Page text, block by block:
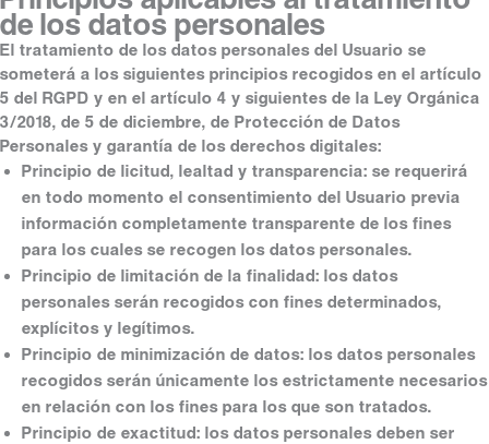
de los datos personales
El tratamiento de los datos personales del Usuario se
someterá a los siguientes principios recogidos en el artículo
5 del RGPD y en el artículo 4 y siguientes de la Ley Orgánica
3/2018, de 5 de diciembre, de Protección de Datos
Personales y garantía de los derechos digitales:
Principio de licitud, lealtad y transparencia: se requerirá
en todo momento el consentimiento del Usuario previa
información completamente transparente de los fines
para los cuales se recogen los datos personales.
Principio de limitación de la finalidad: los datos
personales serán recogidos con fines determinados,
explícitos y legítimos.
Principio de minimización de datos: los datos personales
recogidos serán únicamente los estrictamente necesarios
en relación con los fines para los que son tratados.
Principio de exactitud: los datos personales deben ser